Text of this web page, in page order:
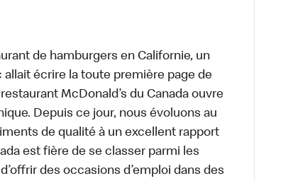
de hamburgers en Californie, un
écrire la toute première page de
McDonald’s du Canada ouvre
Depuis ce jour, nous évoluons au
de qualité à un excellent rapport
est fière de se classer parmi les
des occasions d’emploi dans des